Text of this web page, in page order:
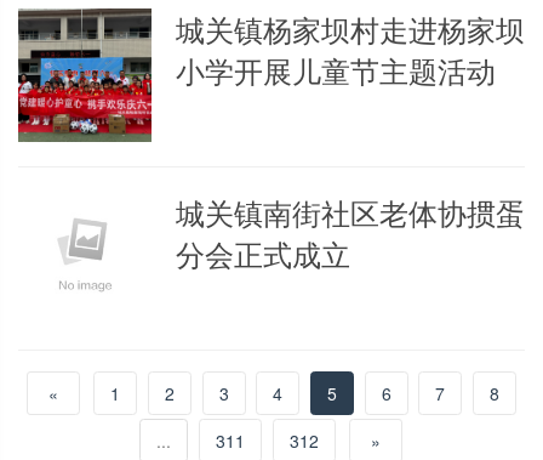
城关镇杨家坝村走进杨家坝
小学开展儿童节主题活动
城关镇南街社区老体协掼蛋
分会正式成立
« 1 2 3 4 5 6 7
8
...
311 312 »